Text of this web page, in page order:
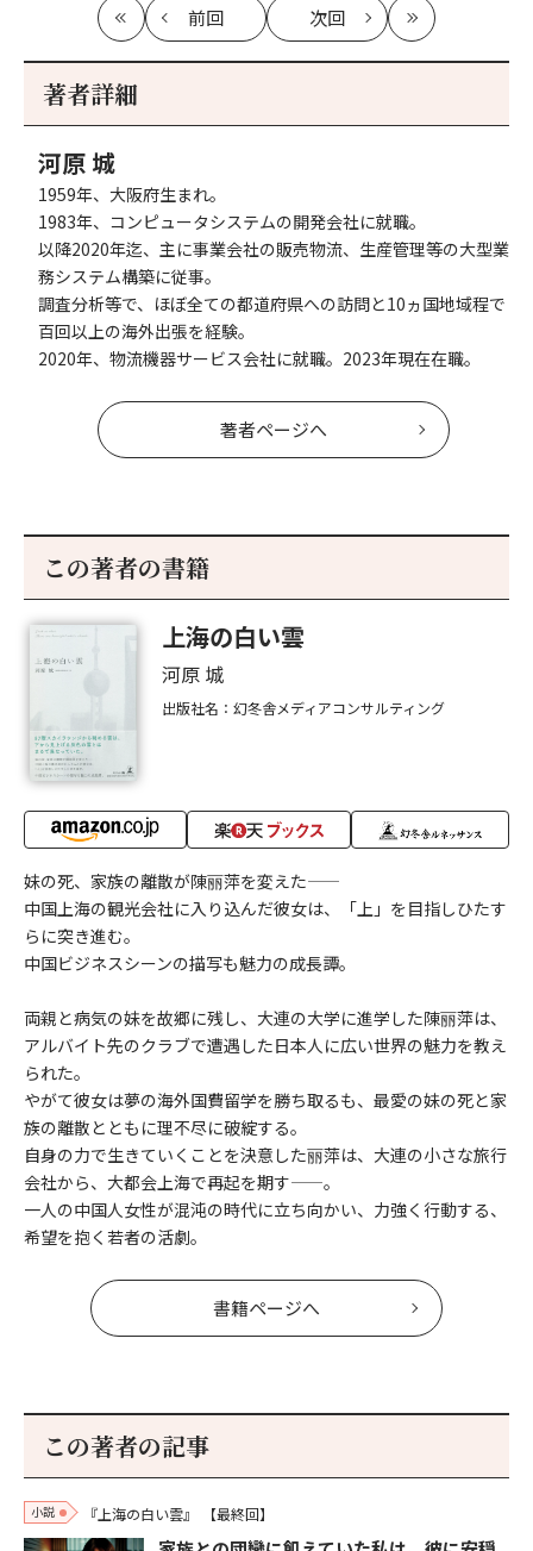
最
初
前回
記
次回
記
最
新
著者詳細
河原 城
1959年、大阪府生まれ。
1983年、コンピュータシステムの開発会社に就職。
以降2020年迄、主に事業会社の販売物流、生産管理等の大型業
務システム構築に従事。
調査分析等で、ほぼ全ての都道府県への訪問と10ヵ国地域程で
百回以上の海外出張を経験。
2020年、物流機器サービス会社に就職。2023年現在在職。
著者ページへ
この著者の書籍
上海の白い雲
河原 城
出版社名：幻冬舎メディアコンサルティング
妹の死、家族の離散が陳丽萍を変えた——
中国上海の観光会社に入り込んだ彼女は、「上」を目指しひたす
らに突き進む。
中国ビジネスシーンの描写も魅力の成長譚。
両親と病気の妹を故郷に残し、大連の大学に進学した陳丽萍は、
アルバイト先のクラブで遭遇した日本人に広い世界の魅力を教え
られた。
やがて彼女は夢の海外国費留学を勝ち取るも、最愛の妹の死と家
族の離散とともに理不尽に破綻する。
自身の力で生きていくことを決意した丽萍は、大連の小さな旅行
会社から、大都会上海で再起を期す——。
一人の中国人女性が混沌の時代に立ち向かい、力強く行動する、
希望を抱く若者の活劇。
書籍ページへ
この著者の記事
小説 『上海の白い雲』 【最終回】